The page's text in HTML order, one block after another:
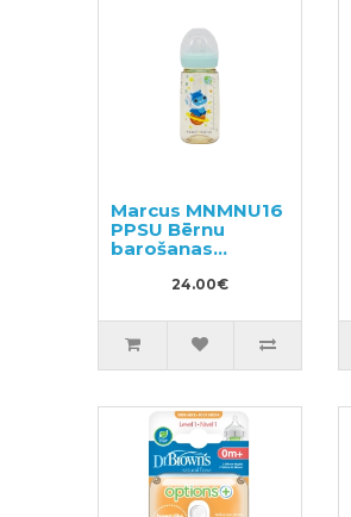
Marcus MNMNU16
PPSU Bērnu
barošanas
24.00€